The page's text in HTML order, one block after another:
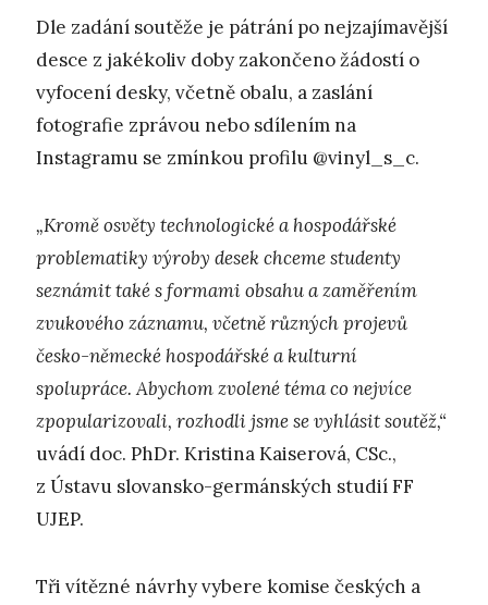
Dle zadání soutěže je pátrání po nejzajímavější
desce z jakékoliv doby zakončeno žádostí o
vyfocení desky, včetně obalu, a zaslání
fotografie zprávou nebo sdílením na
Instagramu se zmínkou profilu @vinyl_s_c.
„Kromě osvěty technologické a hospodářské
problematiky výroby desek chceme studenty
seznámit také s formami obsahu a zaměřením
zvukového záznamu, včetně různých projevů
česko-německé hospodářské a kulturní
spolupráce. Abychom zvolené téma co nejvíce
zpopularizovali, rozhodli jsme se vyhlásit soutěž,“
uvádí doc. PhDr. Kristina Kaiserová, CSc.,
z Ústavu slovansko-germánských studií FF
UJEP.
Tři vítězné návrhy vybere komise českých a